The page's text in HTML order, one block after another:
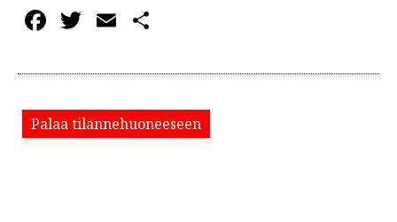
Facebook
Twitter
Email
Palaa tilannehuoneeseen